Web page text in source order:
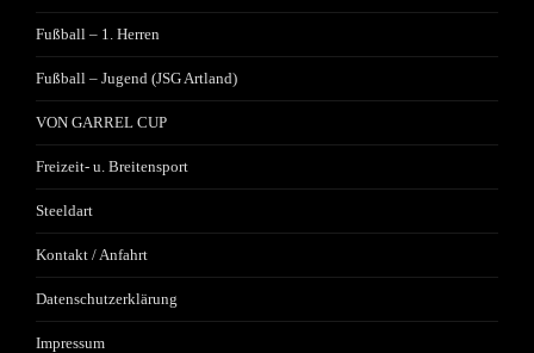
Fußball – 1. Herren
Fußball – Jugend (JSG Artland)
VON GARREL CUP
Freizeit- u. Breitensport
Steeldart
Kontakt / Anfahrt
Datenschutzerklärung
Impressum